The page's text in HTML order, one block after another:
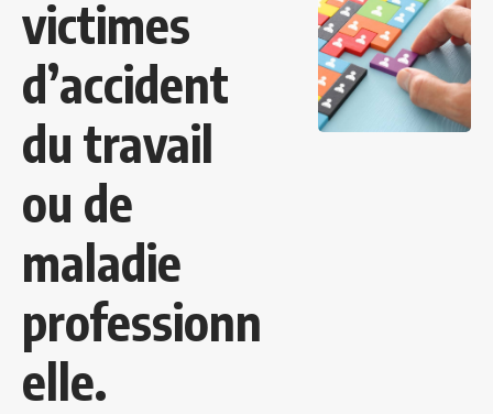
victimes
d’accident
du travail
ou de
maladie
professionn
elle.